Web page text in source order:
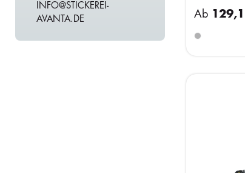
INFO@STICKEREI-
AVANTA.DE
Ab